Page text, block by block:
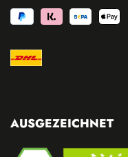
AUSGEZEICHNET